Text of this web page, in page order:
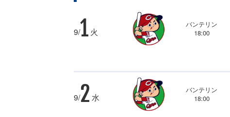
9/1 火
バンテリン
18:00
9/2 水
バンテリン
18:00